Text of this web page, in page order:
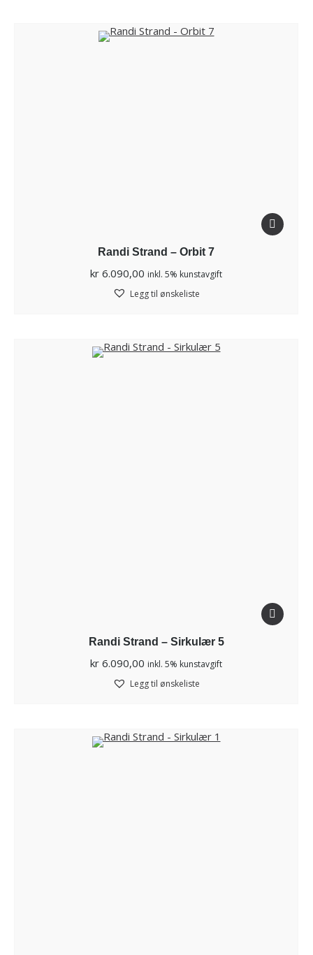
Randi Strand – Orbit 7
kr 6.090,00 inkl. 5% kunstavgift
Legg til ønskeliste
Randi Strand – Sirkulær 5
kr 6.090,00 inkl. 5% kunstavgift
Legg til ønskeliste